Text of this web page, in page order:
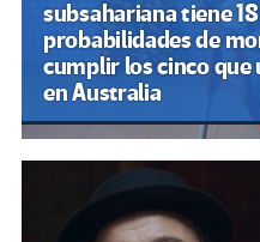
subsahariana tiene
probabilidades de
cumplir los cinco que
en Australia